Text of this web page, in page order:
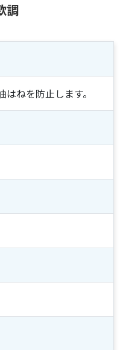
調
ねを防止します。